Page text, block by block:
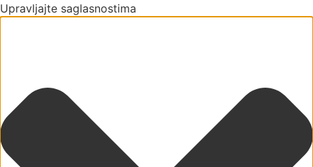
Upravljajte saglasnostima